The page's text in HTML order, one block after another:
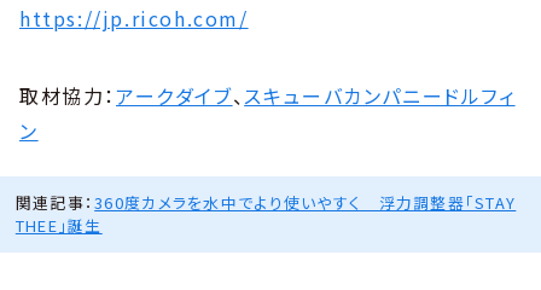
https://jp.ricoh.com/
取材協力：アークダイブ、スキューバカンパニードルフィ
ン
関連記事：360度カメラを水中でより使いやすく 浮力調整器「STAY
THEE」誕生